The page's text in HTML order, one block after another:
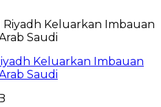
Keluarkan Imbauan
Saudi